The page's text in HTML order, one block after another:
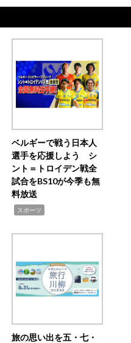
ベルギーで戦う日本人
選手を応援しよう シ
ント＝トロイデン戦全
試合をBS10が今季も無
料放送
スポーツ
旅の思い出を五・七・